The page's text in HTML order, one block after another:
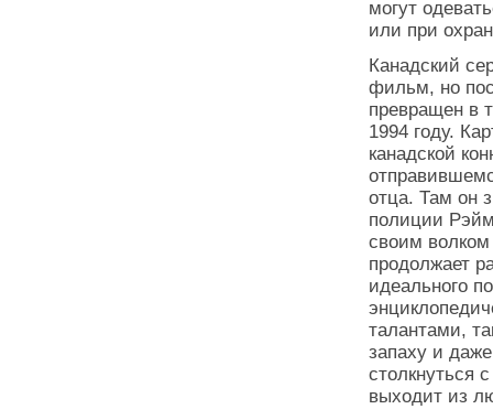
могут
или при
Канадский
фильм, но
превращен в
1994 году.
канадской
отца. Там он
полиции
своим
продолжает
идеального
талантами,
запаху и
столкнуться
выходит из